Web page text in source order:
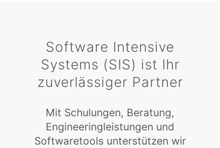
Software Intensive
Systems (SIS) ist Ihr
zuverlässiger Partner
Mit Schulungen, Beratung,
Engineeringleistungen und
Softwaretools unterstützen wir